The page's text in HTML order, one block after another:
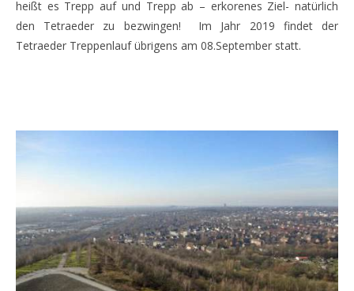
heißt es Trepp auf und Trepp ab – erkorenes Ziel- natürlich
den Tetraeder zu bezwingen! Im Jahr 2019 findet der
Tetraeder Treppenlauf übrigens am 08.September statt.